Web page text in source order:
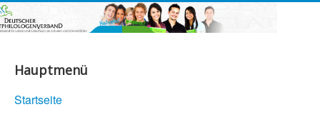
Hauptmenü
Startseite